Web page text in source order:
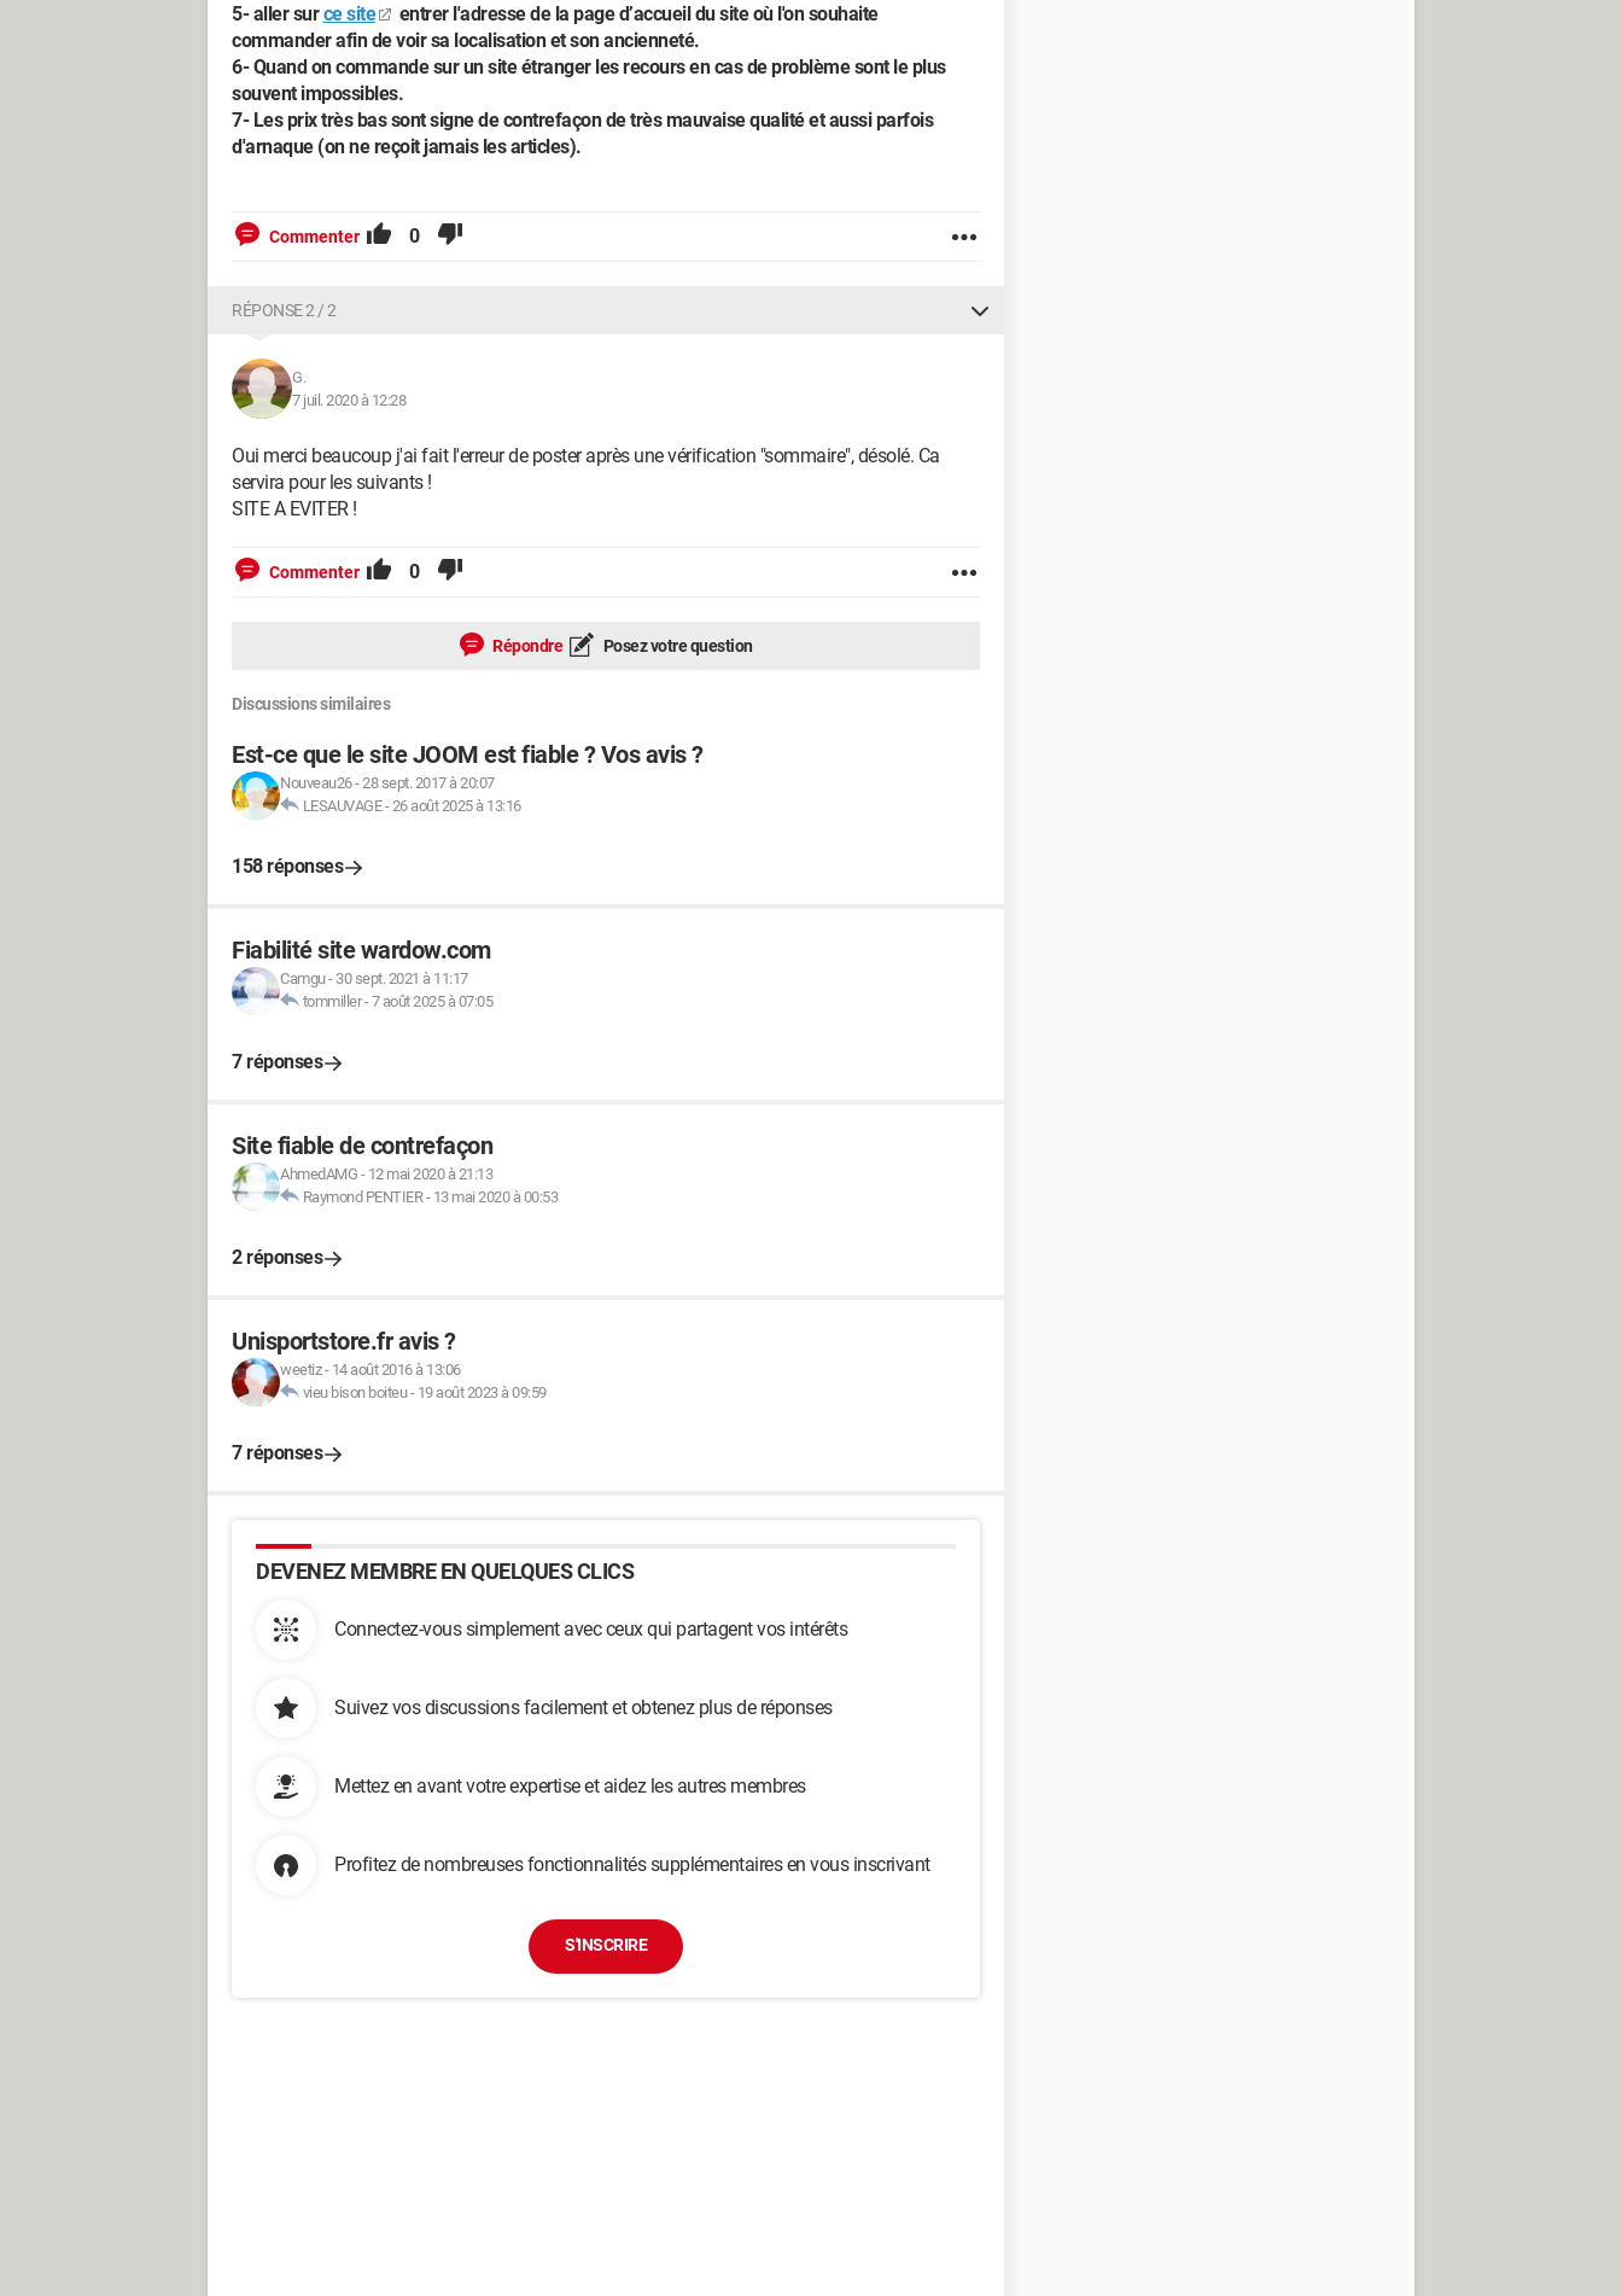
5- aller surce site
entrer l'adresse de la page d’accueil du site où l'on souhaite
commander afin de voir sa localisation et son ancienneté.
6- Quand on commande sur un site étranger les recours en cas de problème sont le plus
souvent impossibles.
7- Les prix très bas sont signe de contrefaçon de très mauvaise qualité et aussi parfois
d'arnaque (on ne reçoit jamais les articles).
Commenter 0
RÉPONSE 2 / 2
G.
7 juil. 2020 à 12:28
Oui merci beaucoup j'ai fait l'erreur de poster après une vérification "sommaire", désolé. Ca
servira pour les suivants !
SITE A EVITER !
Commenter 0
Répondre Posez votre question
Discussions similaires
Est-ce que le site JOOM est fiable ? Vos avis ?
Nouveau26-28 sept. 2017 à 20:07
LESAUVAGE-26 août 2025 à 13:16
158 réponses
Fiabilité site wardow.com
Camgu- 30 sept. 2021 à 11:17
tommiller-7 août 2025 à 07:05
7 réponses
Site fiable de contrefaçon
AhmedAMG - 12 mai 2020 à 21:13
Raymond PENTIER- 13 mai 2020 à 00:53
2 réponses
Unisportstore.fr avis ?
weetiz- 14 août 2016 à 13:06
vieu bison boiteu- 19 août 2023 à 09:59
7 réponses
DEVENEZ MEMBRE EN QUELQUES CLICS
Connectez-vous simplement avec ceux qui partagent vos intérêts
Suivez vos discussions facilement et obtenez plus de réponses
Mettez en avant votre expertise et aidez les autres membres
Profitez de nombreuses fonctionnalités supplémentaires en vous inscrivant
S'INSCRIRE